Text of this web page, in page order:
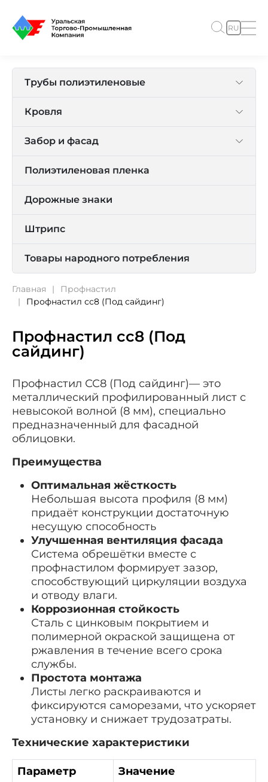
RU
Трубы полиэтиленовые
Кровля
Забор и фасад
Полиэтиленовая пленка
Дорожные знаки
Штрипс
Товары народного потребления
Главная
Профнастил
Профнастил сс8 (Под сайдинг)
Профнастил сс8 (Под
сайдинг)
Профнастил СС8 (Под сайдинг)— это
металлический профилированный лист с
невысокой волной (8 мм), специально
предназначенный для фасадной
облицовки.
Преимущества
Оптимальная жёсткость
Небольшая высота профиля (8 мм)
придаёт конструкции достаточную
несущую способность
Улучшенная вентиляция фасада
Система обрешётки вместе с
профнастилом формирует зазор,
способствующий циркуляции воздуха
и отводу влаги.
Коррозионная стойкость
Сталь с цинковым покрытием и
полимерной окраской защищена от
ржавления в течение всего срока
службы.
Простота монтажа
Листы легко раскраиваются и
фиксируются саморезами, что ускоряет
установку и снижает трудозатраты.
Технические характеристики
Параметр Значение